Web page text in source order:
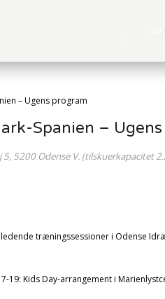
– Ugens program
Spanien –
5200 Odense V. (tilskuerkapacitet
træningssessioner i Odense
19: Kids Day-arrangement i